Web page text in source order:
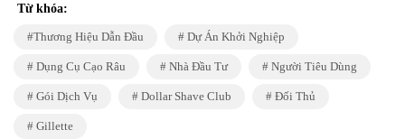
Từ khóa:
Thương Hiệu Dẫn Đầu Dự Án Khởi Nghiệp
Dụng Cụ Cạo Râu Nhà Đầu Tư Người Tiêu Dùng
Gói Dịch Vụ Dollar Shave Club Đối Thủ
Gillette